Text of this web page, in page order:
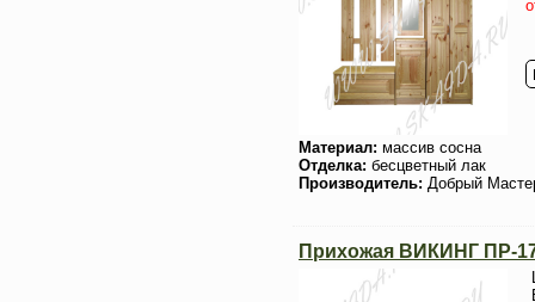
Материал: массив сосна
Отделка: бесцветный лак
Производитель: Добрый
Прихожая ВИКИНГ ПР-